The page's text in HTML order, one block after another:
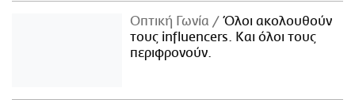
Οπτική Γωνία
Όλοι ακολουθούν
τους influencers. Και όλοι τους
περιφρονούν.